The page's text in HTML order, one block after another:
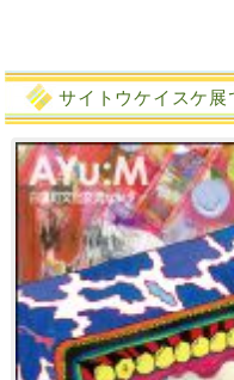
サイトウケイスケ展